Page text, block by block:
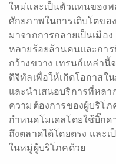
ใหม่และเป็นตัวแทนของ
ศักยภาพในการเติบโตขอ
มาจากการกลายเป็นเมือ
หลายร้อยล้านคนและการ
กว้างขวาง เทรนก์เหล่านี้
ดิจิทัลเพื่อให้เกิดโอกาส
และนำเสนอบริการที่หลา
ความต้องการของผู้บริโ
กำหนดโมเดลโดยใช้บิ๊กด
ถึงตลาดได้โดยตรง และ
ในหมู่ผู้บริโภคด้วย